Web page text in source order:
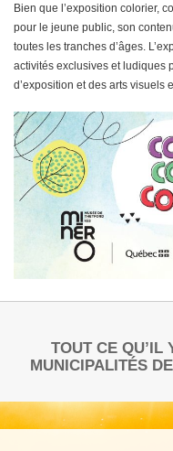
Bien que l’exposition colorier,
pour le jeune public, son
toutes les tranches d’âges.
activités exclusives et ludiques
d’exposition et des arts visuels
TOUT CE QU’IL
MUNICIPALITÉS